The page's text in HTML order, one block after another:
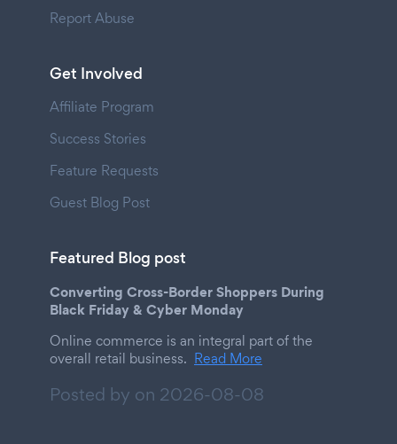
Report Abuse
Get Involved
Affiliate Program
Success Stories
Feature Requests
Guest Blog Post
Featured Blog post
Converting Cross-Border Shoppers During
Black Friday & Cyber Monday
Online commerce is an integral part of the
overall retail business. Read More
Posted by on 2026-08-08